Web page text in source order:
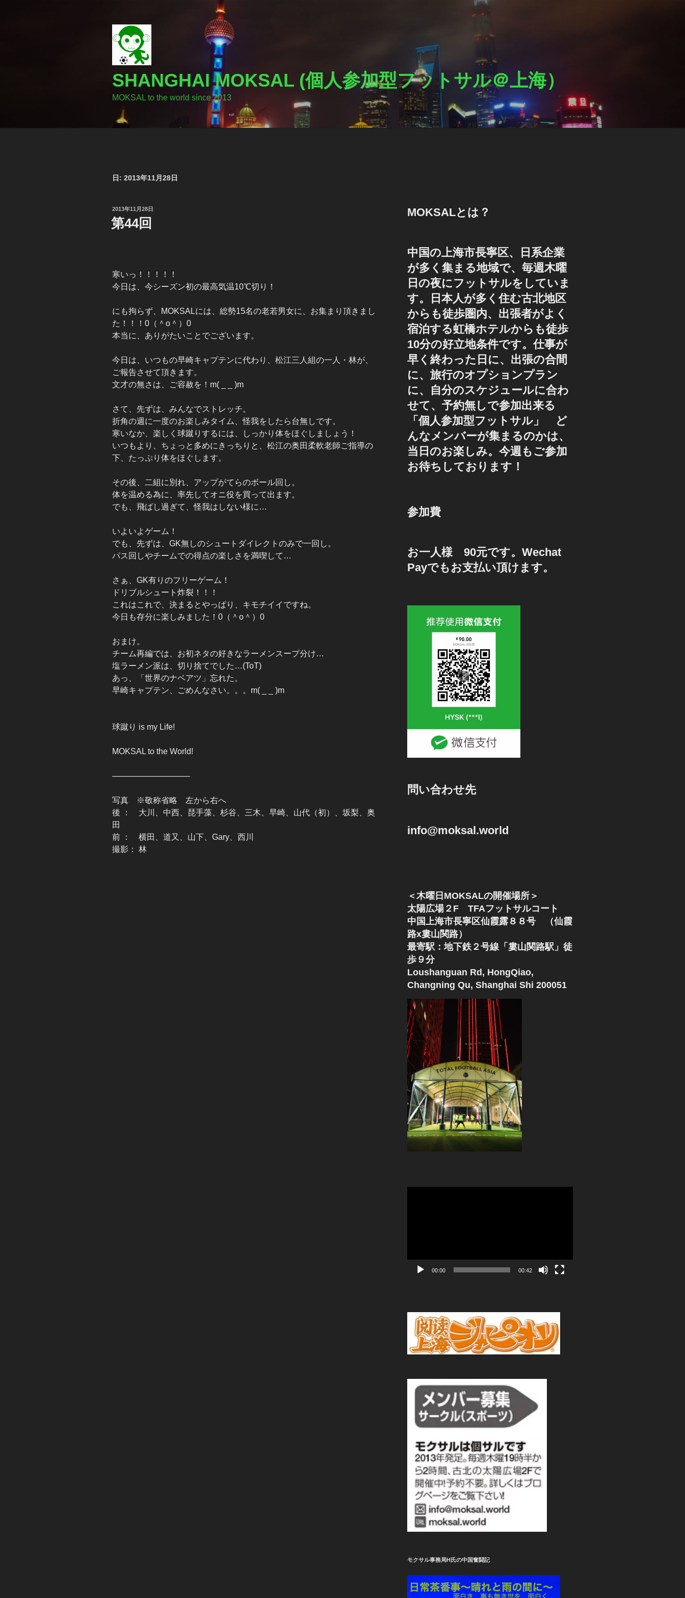
SHANGHAI MOKSAL (個人参加型フットサル＠上海）
MOKSAL to the world since 2013
日: 2013年11月28日
投
稿
日:
2013年11月28日
第44回
寒いっ！！！！！
今日は、今シーズン初の最高気温10℃切り！
にも拘らず、MOKSALには、総勢15名の老若男女に、お集まり頂きまし
た！！！0（＾o＾）0
本当に、ありがたいことでございます。
今日は、いつもの早崎キャプテンに代わり、松江三人組の一人・林が、
ご報告させて頂きます。
文才の無さは、ご容赦を！m( _ _ )m
さて、先ずは、みんなでストレッチ。
折角の週に一度のお楽しみタイム、怪我をしたら台無しです。
寒いなか、楽しく球蹴りするには、しっかり体をほぐしましょう！
いつもより、ちょっと多めにきっちりと、松江の奥田柔軟老師ご指導の
下、たっぷり体をほぐします。
その後、二組に別れ、アップがてらのボール回し。
体を温める為に、率先してオニ役を買って出ます。
でも、飛ばし過ぎて、怪我はしない様に…
いよいよゲーム！
でも、先ずは、GK無しのシュートダイレクトのみで一回し。
パス回しやチームでの得点の楽しさを満喫して…
さぁ、GK有りのフリーゲーム！
ドリブルシュート炸裂！！！
これはこれで、決まるとやっぱり、キモチイイですね。
今日も存分に楽しみました！0（＾o＾）0
おまけ。
チーム再編では、お初ネタの好きなラーメンスープ分け…
塩ラーメン派は、切り捨てでした…(ToT)
あっ、「世界のナベアツ」忘れた。
早崎キャプテン、ごめんなさい。。。m( _ _ )m
球蹴り is my Life!
MOKSAL to the World!
—————————–
写真 ※敬称省略 左から右へ
後 ： 大川、中西、琵手藻、杉谷、三木、早崎、山代（初）、坂梨、奥
田
前 ： 横田、道又、山下、Gary、西川
撮影： 林
MOKSALとは？
中国の上海市長寧区、日系企業
が多く集まる地域で、毎週木曜
日の夜にフットサルをしていま
す。日本人が多く住む古北地区
からも徒歩圏内、出張者がよく
宿泊する虹橋ホテルからも徒歩
10分の好立地条件です。仕事が
早く終わった日に、出張の合間
に、旅行のオプションプラン
に、自分のスケジュールに合わ
せて、予約無しで参加出来る
「個人参加型フットサル」 ど
んなメンバーが集まるのかは、
当日のお楽しみ。今週もご参加
お待ちしております！
参加費
お一人様 90元です。Wechat
Payでもお支払い頂けます。
問い合わせ先
info@moksal.world
＜木曜日MOKSALの開催場所＞
太陽広場２F TFAフットサルコート
中国上海市長寧区仙霞露８８号 （仙霞
路x婁山関路）
最寄駅：地下鉄２号線「婁山関路駅」徒
歩９分
Loushanguan Rd, HongQiao,
Changning Qu, Shanghai Shi 200051
ー
00:00 00:42
モクサル事務局H氏の中国奮闘記